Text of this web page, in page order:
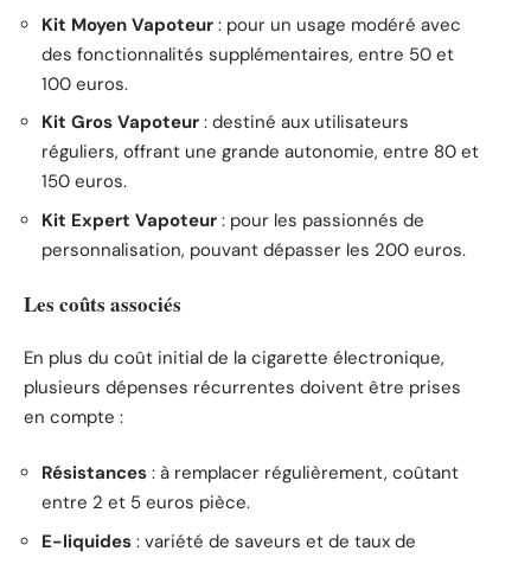
Kit Moyen Vapoteur : pour un usage modéré avec
des fonctionnalités supplémentaires, entre 50 et
100 euros.
Kit Gros Vapoteur : destiné aux utilisateurs
réguliers, offrant une grande autonomie, entre 80 et
150 euros.
Kit Expert Vapoteur : pour les passionnés de
personnalisation, pouvant dépasser les 200 euros.
Les coûts associés
En plus du coût initial de la cigarette électronique,
plusieurs dépenses récurrentes doivent être prises
en compte :
Résistances : à remplacer régulièrement, coûtant
entre 2 et 5 euros pièce.
E-liquides : variété de saveurs et de taux de